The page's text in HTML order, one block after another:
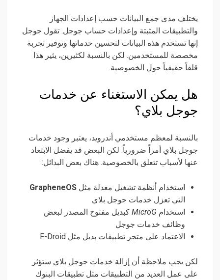
يختلف مدى جمع البيانات حسب إعدادات الجهاز
والتطبيقات المثبتة وإعدادات حساب جوجل. تقول جوجل
إنها تستخدم هذه البيانات لتحسين خدماتها وتوفير تجربة
مخصصة للمستخدمين. لكن بالنسبة لكثيرين، يثير هذا
قلقاً حقيقياً حول الخصوصية.
هل يمكن الاستغناء عن خدمات
جوجل بلاي؟
بالنسبة لمعظم مستخدمي أندرويد، يعتبر وجود خدمات
جوجل بلاي أمراً ضرورياً. لكن البعض قد يفضل الابتعاد
عنها لأسباب تتعلق بالخصوصية. هناك بعض البدائل:
استخدام أنظمة تشغيل معدلة مثل GrapheneOS
التي تعزل خدمات جوجل بلاي
استخدام MicroG كبديل مفتوح المصدر لبعض
وظائف خدمات جوجل
الاعتماد على متجر تطبيقات بديل مثل F-Droid
لكن يجب ملاحظة أن إزالة خدمات جوجل بلاي ستؤثر
على عمل العديد من التطبيقات مثل تطبيقات البنوك